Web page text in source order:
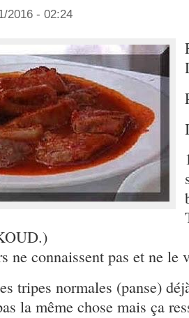
2016 - 02:24
ne connaissent pas et ne le
tripes normales (panse)
la même chose mais ça